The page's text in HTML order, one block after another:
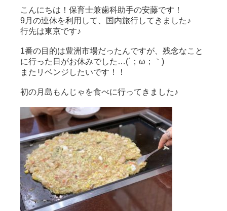
こんにちは！保育士兼歯科助手の安藤です！
9月の連休を利用して、国内旅行してきました♪
行先は東京です♪
1番の目的は豊洲市場だったんですが、残念なこと
に行った日がお休みでした…(´；ω；｀)
またリベンジしたいです！！
初の月島もんじゃを食べに行ってきました♪